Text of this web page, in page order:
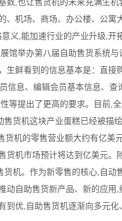
数,也让售货机的未来充满生机
、机场、商场、办公楼、公寓
义,能加速行业的产业升级,开
馆举办第八届自助售货系统与
生鲜看到的信息基本是：直接
信息、编辑会员基本信息、查
等提出了更高的要求。目前,
货机这块产业蛋糕已经被描
机的零售营业额大约有亿美
货机市场预计将达到亿美元。
机。作为新零售的核心,自动
动自助售货新产品、新的应用,
到优,自助售货机逐渐向多元化